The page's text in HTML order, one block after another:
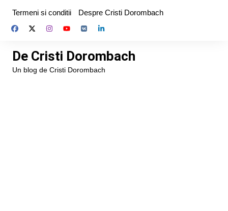
content
Termeni si conditii Despre Cristi Dorombach
De Cristi Dorombach
Un blog de Cristi Dorombach